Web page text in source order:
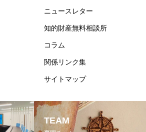
ニュースレター
知的財産無料相談所
コラム
関係リンク集
サイトマップ
TEAM